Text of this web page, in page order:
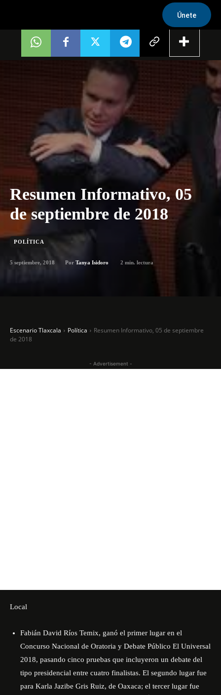
Únete
Resumen Informativo, 05
de septiembre de 2018
POLÍTICA
5 septiembre, 2018 Por Tanya Isidoro 2 min. lectura
Escenario Tlaxcala Política
Resumen Informativo, 05 de septiembre
de 2018
- Advertisement -
Local
Fabián David Ríos Temix, ganó el primer lugar en el
Concurso Nacional de Oratoria y Debate Público El Universal
2018, pasando cinco pruebas que incluyeron un debate del
tipo presidencial entre cuatro finalistas. El segundo lugar fue
para Karla Jazibe Gris Ruiz, de Oaxaca; el tercer lugar fue